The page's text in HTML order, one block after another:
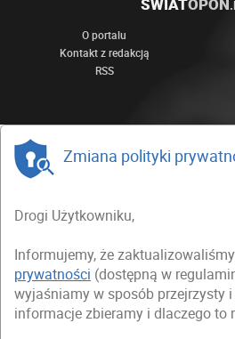
O portalu
Kontakt z redakcją
RSS
Zmiana polityki
Drogi Użytkowniku,
Informujemy, że
prywatności (dostępną w
wyjaśniamy w sposób przejrzysty
informacje zbieramy i dlaczego to